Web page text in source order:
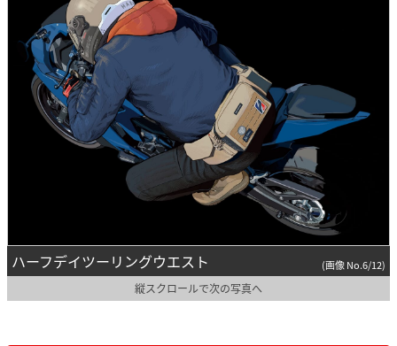
ハーフデイツーリングウエスト (画像 No.6/12)
縦スクロールで次の写真へ